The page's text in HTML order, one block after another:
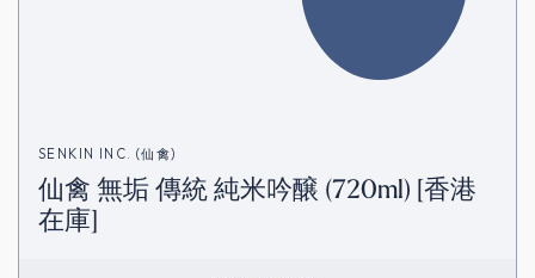
SENKIN INC. (仙禽)
仙禽 無垢 傳統 純米吟醸 (720ml) [香港
在庫]